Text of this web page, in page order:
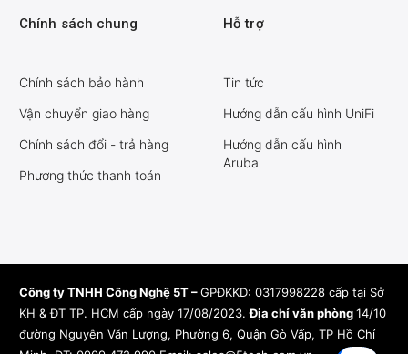
Chính sách chung
Chính sách bảo hành
Vận chuyển giao hàng
Chính sách đổi - trả hàng
Phương thức thanh toán
Hỗ trợ
Tin tức
Hướng dẫn cấu hình UniFi
Hướng dẫn cấu hình
Aruba
Công ty TNHH Công Nghệ 5T –GPĐKKD: 0317998228 cấp tại Sở
KH & ĐT TP. HCM cấp ngày 17/08/2023.Địa chỉ văn phòng14/10
đường Nguyễn Văn Lượng, Phường 6, Quận Gò Vấp, TP Hồ Chí